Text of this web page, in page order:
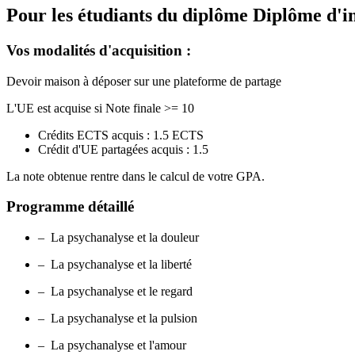
Pour les étudiants du diplôme Diplôme
Vos modalités d'acquisition :
Devoir maison à déposer sur une plateforme de partage
L'UE est acquise si Note finale >= 10
Crédits ECTS acquis : 1.5 ECTS
Crédit d'UE partagées acquis : 1.5
La note obtenue rentre dans le calcul de votre GPA.
Programme détaillé
– La psychanalyse et la douleur
– La psychanalyse et la liberté
– La psychanalyse et le regard
– La psychanalyse et la pulsion
– La psychanalyse et l'amour